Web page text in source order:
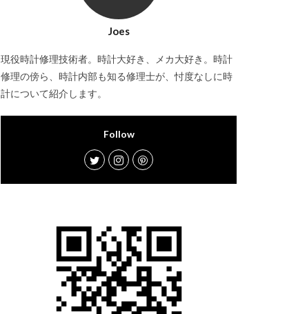
Joes
現役時計修理技術者。時計大好き、メカ大好き。時計
修理の傍ら、時計内部も知る修理士が、忖度なしに時
計について紹介します。
Follow